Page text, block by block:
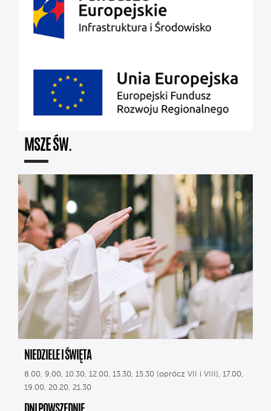
MSZE ŚW.
NIEDZIELE I ŚWIĘTA
8.00, 9.00, 10.30, 12.00, 13.30, 15.30 (oprócz VII i VIII), 17.00,
19.00, 20.20, 21.30